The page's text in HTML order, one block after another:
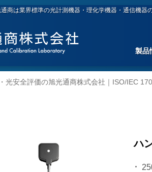
商は業界標準の光計測機器・理化学機器・通信機器
製品
光安全評価の旭光通商株式会社｜ISO/IEC
ハ